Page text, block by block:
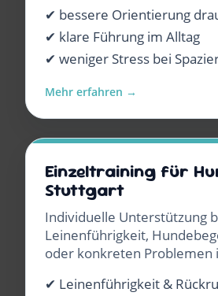
✔ bessere Orientierung
✔ klare Führung im Alltag
✔ weniger Stress bei
Mehr erfahren →
Einzeltraining für
Stuttgart
Individuelle Unterstützung
Leinenführigkeit,
oder konkreten Problemen
✔ Leinenführigkeit &